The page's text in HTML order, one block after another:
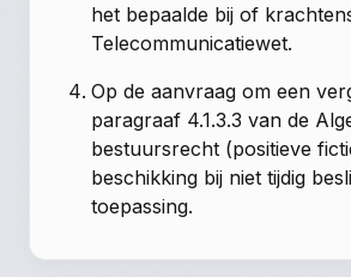
het bepaalde bij of
Telecommunicatiewet.
Op de aanvraag om een
paragraaf 4.1.3.3 van de
bestuursrecht (positieve
beschikking bij niet tijdig
toepassing.